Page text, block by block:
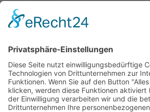
erste Veröffentlichung.
Dünenkutter
12. März 2025
sofort lieferbar